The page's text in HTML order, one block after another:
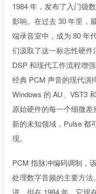
1984 年，发布了入门级
影响。在过去 30 年里，
端录音室中，成为 80 年
们汲取了这一标志性硬
DSP 和现代工作流程增
经典 PCM 声音的现代演
Windows 的 AU、VST3
原始硬件的每一个细微
新的未知领域，Pulse 都
现。
PCM 指脉冲编码调制，
处理数字音频的主要方
进，但在 1984 年，它现